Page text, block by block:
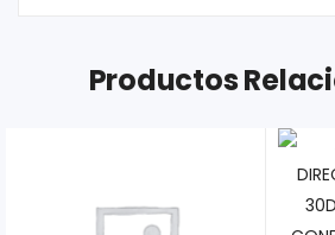
Productos